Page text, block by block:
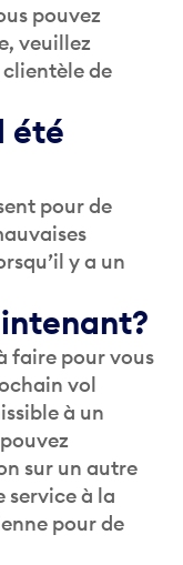
pouvez
veuillez
de
été
pour de
y a un
faire pour vous
vol
à un
sur un autre
service à la
pour de